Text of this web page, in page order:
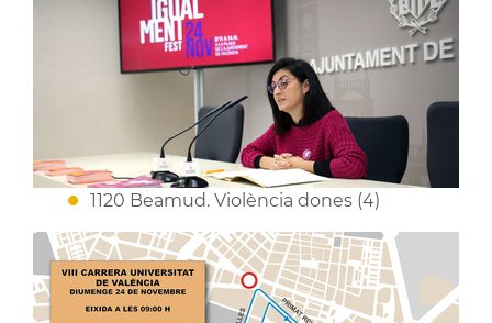
1120 Beamud. Violència dones (4)